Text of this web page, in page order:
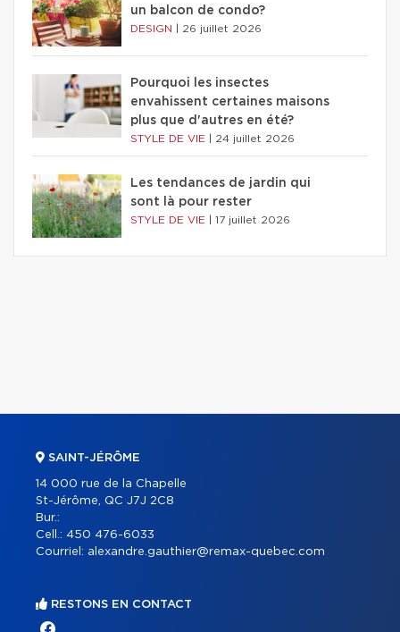
un balcon de condo?
DESIGN 26 juillet 2026
Pourquoi les insectes
envahissent certaines maisons
plus que d'autres en été?
STYLE DE VIE 24 juillet 2026
Les tendances de jardin qui
sont là pour rester
STYLE DE VIE 17 juillet 2026
SAINT-JÉRÔME
14 000 rue de la Chapelle
St-Jérôme, QC J7J 2C8
Bur.:
Cell.: 450 476-6033
Courriel: alexandre.gauthier@remax-quebec.com
RESTONS EN CONTACT